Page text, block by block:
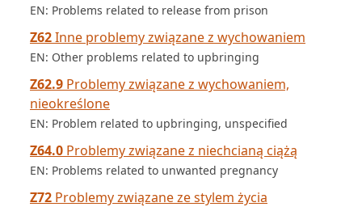
EN: Problems related to release from prison
Z62Inne problemy związane z wychowaniem
EN: Other problems related to upbringing
Z62.9 Problemy związane z wychowaniem,
nieokreślone
EN: Problem related to upbringing, unspecified
Z64.0 Problemy związane z niechcianą ciążą
EN: Problems related to unwanted pregnancy
Z72 Problemy związane ze stylem życia